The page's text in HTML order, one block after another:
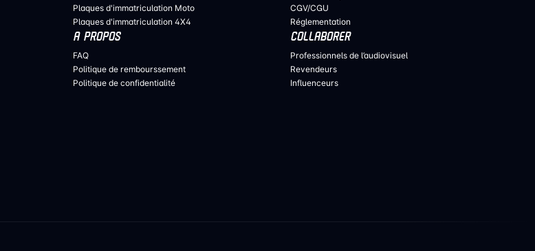
Plaques d'immatriculation Moto
Plaques d'immatriculation 4X4
CGV/CGU
Réglementation
A PROPOS
FAQ
Politique de rembourssement
Politique de confidentialité
COLLABORER
Professionnels de l’audiovisuel
Revendeurs
Influenceurs